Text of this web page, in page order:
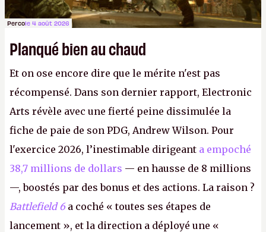
Percole 4 août 2026
Planqué bien au chaud
Et on ose encore dire que le mérite n'est pas
récompensé. Dans son dernier rapport, Electronic
Arts révèle avec une fierté peine dissimulée la
fiche de paie de son PDG, Andrew Wilson. Pour
l'exercice 2026, l’inestimable dirigeant a empoché
38,7 millions de dollars — en hausse de 8 millions
—, boostés par des bonus et des actions. La raison ?
Battlefield 6 a coché « toutes ses étapes de
lancement », et la direction a déployé une «